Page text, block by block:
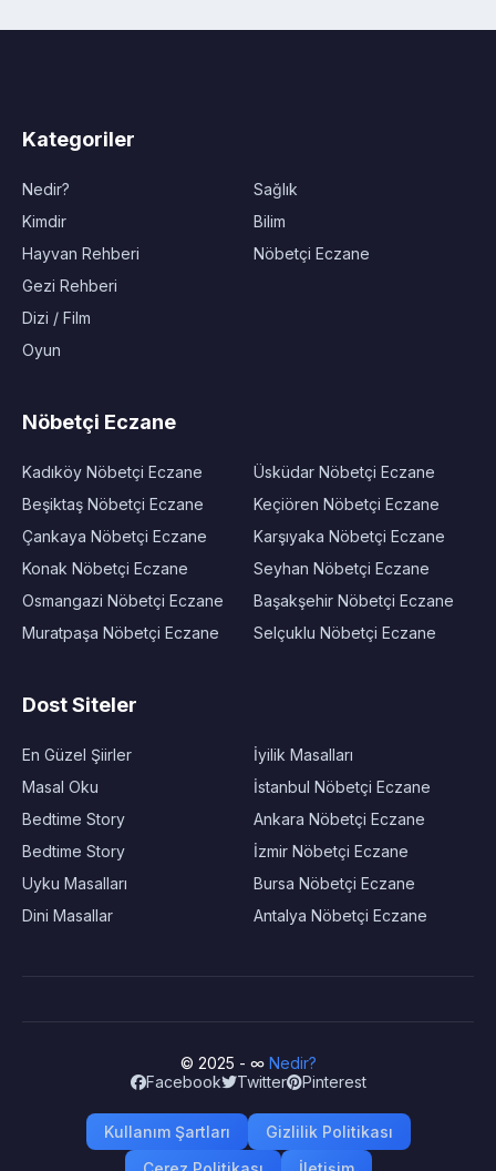
Kategoriler
Nedir?
Kimdir
Hayvan Rehberi
Gezi Rehberi
Dizi / Film
Oyun
Sağlık
Bilim
Nöbetçi Eczane
Nöbetçi Eczane
Kadıköy Nöbetçi Eczane
Beşiktaş Nöbetçi Eczane
Çankaya Nöbetçi Eczane
Konak Nöbetçi Eczane
Osmangazi Nöbetçi Eczane
Muratpaşa Nöbetçi Eczane
Üsküdar Nöbetçi Eczane
Keçiören Nöbetçi Eczane
Karşıyaka Nöbetçi Eczane
Seyhan Nöbetçi Eczane
Başakşehir Nöbetçi Eczane
Selçuklu Nöbetçi Eczane
Dost Siteler
En Güzel Şiirler
Masal Oku
Bedtime Story
Bedtime Story
Uyku Masalları
Dini Masallar
İyilik Masalları
İstanbul Nöbetçi Eczane
Ankara Nöbetçi Eczane
İzmir Nöbetçi Eczane
Bursa Nöbetçi Eczane
Antalya Nöbetçi Eczane
© 2025 - ∞ Nedir?
Facebook
Twitter Pinterest
Kullanım Şartları
Gizlilik Politikası